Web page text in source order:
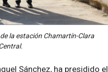
la estación Chamartín-Clara
Sánchez, ha presidido el